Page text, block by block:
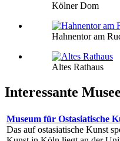
Kölner Dom
Hahnentor am
Altes Rathaus
Interessante
Museum für Ostasiatische
Das auf ostasiatische Kunst